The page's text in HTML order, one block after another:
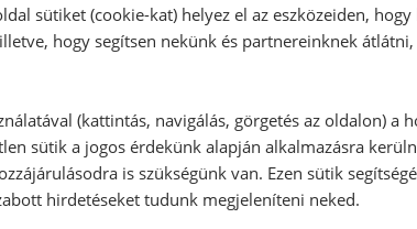
sütiket (cookie-kat) helyez el az eszközeiden,
hogy segítsen nekünk és partnereinknek
(kattintás, navigálás, görgetés az oldalon) a
sütik a jogos érdekünk alapján alkalmazásra
is szükségünk van. Ezen sütik
hirdetéseket tudunk megjeleníteni neked.